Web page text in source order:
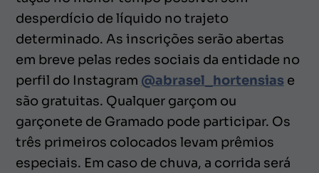
desperdício de líquido no trajeto
determinado. As inscrições serão abertas
em breve pelas redes sociais da entidade no
perfil do Instagram @abrasel_hortensiase
são gratuitas. Qualquer garçom ou
garçonete de Gramado pode participar. Os
três primeiros colocados levam prêmios
especiais. Em caso de chuva, a corrida será